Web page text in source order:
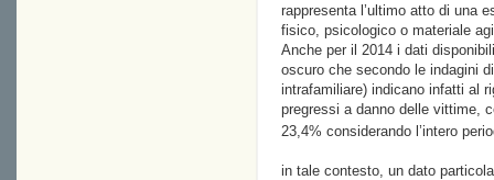
rappresenta l’ultimo atto di una
fisico, psicologico o materiale
Anche per il 2014 i dati
oscuro che secondo le indagini
intrafamiliare) indicano infatti al
pregressi a danno delle vittime,
23,4% considerando l’intero
in tale contesto, un dato